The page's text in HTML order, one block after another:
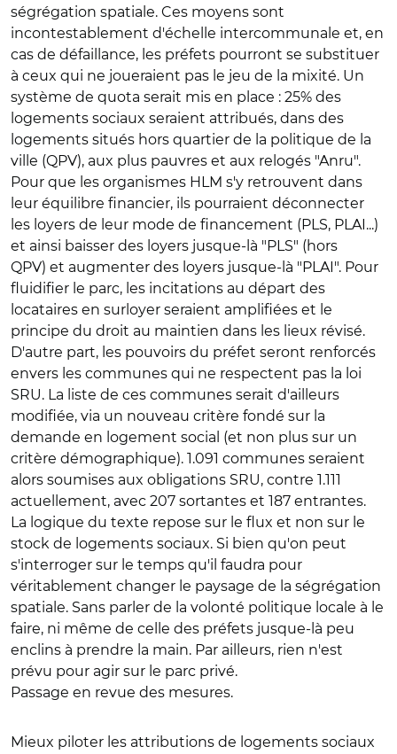
ségrégation spatiale. Ces moyens sont
incontestablement d'échelle intercommunale et, en
cas de défaillance, les préfets pourront se substituer
à ceux qui ne joueraient pas le jeu de la mixité. Un
système de quota serait mis en place : 25% des
logements sociaux seraient attribués, dans des
logements situés hors quartier de la politique de la
ville (QPV), aux plus pauvres et aux relogés "Anru".
Pour que les organismes HLM s'y retrouvent dans
leur équilibre financier, ils pourraient déconnecter
les loyers de leur mode de financement (PLS, PLAI...)
et ainsi baisser des loyers jusque-là "PLS" (hors
QPV) et augmenter des loyers jusque-là "PLAI". Pour
fluidifier le parc, les incitations au départ des
locataires en surloyer seraient amplifiées et le
principe du droit au maintien dans les lieux révisé.
D'autre part, les pouvoirs du préfet seront renforcés
envers les communes qui ne respectent pas la loi
SRU. La liste de ces communes serait d'ailleurs
modifiée, via un nouveau critère fondé sur la
demande en logement social (et non plus sur un
critère démographique). 1.091 communes seraient
alors soumises aux obligations SRU, contre 1.111
actuellement, avec 207 sortantes et 187 entrantes.
La logique du texte repose sur le flux et non sur le
stock de logements sociaux. Si bien qu'on peut
s'interroger sur le temps qu'il faudra pour
véritablement changer le paysage de la ségrégation
spatiale. Sans parler de la volonté politique locale à le
faire, ni même de celle des préfets jusque-là peu
enclins à prendre la main. Par ailleurs, rien n'est
prévu pour agir sur le parc privé.
Passage en revue des mesures.
Mieux piloter les attributions de logements sociaux